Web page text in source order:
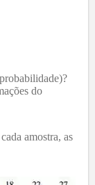
do
amostra, as